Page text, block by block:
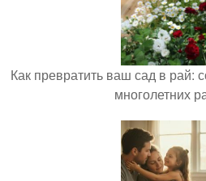
Как превратить ваш сад в рай:
многолетних